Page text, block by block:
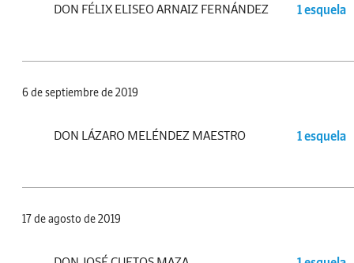
DON FÉLIX ELISEO ARNAIZ FERNÁNDEZ 1 esquela
6 de septiembre de 2019
DON LÁZARO MELÉNDEZ MAESTRO 1 esquela
17 de agosto de 2019